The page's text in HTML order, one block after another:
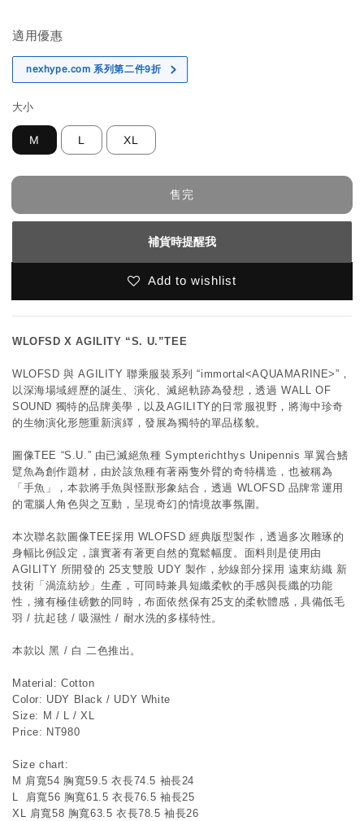
適用優惠
nexhype.com 系列第二件9折
大小
M L XL
售完
補貨時提醒我
Add to wishlist
WLOFSD X AGILITY “S. U.”TEE
WLOFSD 與 AGILITY 聯乘服裝系列 “immortal<AQUAMARINE>”，
以深海場域經歷的誕生、演化、滅絕軌跡為發想，透過 WALL OF
SOUND 獨特的品牌美學，以及AGILITY的日常服視野，將海中珍奇
的生物演化形態重新演繹，發展為獨特的單品樣貌。
圖像TEE “S.U.” 由已滅絕魚種 Sympterichthys Unipennis 單翼合鰭
躄魚為創作題材，由於該魚種有著兩隻外臂的奇特構造，也被稱為
「手魚」，本款將手魚與怪獸形象結合，透過 WLOFSD 品牌常運用
的電腦人角色與之互動，呈現奇幻的情境故事氛圍。
本次聯名款圖像TEE採用 WLOFSD 經典版型製作，透過多次雕琢的
身幅比例設定，讓實著有著更自然的寬鬆幅度。面料則是使用由
AGILITY 所開發的 25支雙股 UDY 製作，紗線部分採用 遠東紡織 新
技術「渦流紡紗」生產，可同時兼具短纖柔軟的手感與長纖的功能
性，擁有極佳磅數的同時，布面依然保有25支的柔軟體感，具備低毛
羽 / 抗起毬 / 吸濕性 / 耐水洗的多樣特性。
本款以 黑 / 白 二色推出。
Material: Cotton
Color: UDY Black / UDY White
Size: M / L / XL
Price: NT980
Size chart:
M 肩寬54 胸寬59.5 衣長74.5 袖長24
L  肩寬56 胸寬61.5 衣長76.5 袖長25
XL 肩寬58 胸寬63.5 衣長78.5 袖長26